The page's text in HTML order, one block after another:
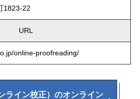
1823-22
URL
online-proofreading/
ライン校正）のオンライン